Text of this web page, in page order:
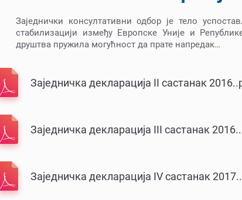
Заједнички консултативни одбор је тело
стабилизацији између Европске Уније и
друштва пружила могућност да прате напредак…
Заједничка декларација II састанак
Заједничка декларација III састанак
Заједничка декларација IV састанак